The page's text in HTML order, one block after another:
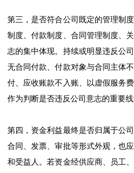
第三，是否符合公司既定的管理制
制度、付款制度、合同管理制度、
志的集中体现。持续或明显违反公
无合同付款、付款对象与合同主体
付、应收账款不入账、以虚假服务
作为判断是否违反公司意志的重要线
第四，资金利益最终是否归属于公
合同、发票、审批等形式外观，也
和受益人。若资金经供应商、员工